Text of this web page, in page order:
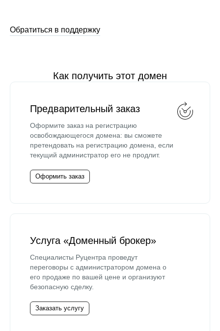
Обратиться в поддержку
Как получить этот домен
Предварительный заказ
Оформите заказ на регистрацию
освобождающегося домена: вы сможете
претендовать на регистрацию домена, если
текущий администратор его не продлит.
Оформить заказ
Услуга «Доменный брокер»
Специалисты Руцентра проведут
переговоры с администратором домена о
его продаже по вашей цене и организуют
безопасную сделку.
Заказать услугу